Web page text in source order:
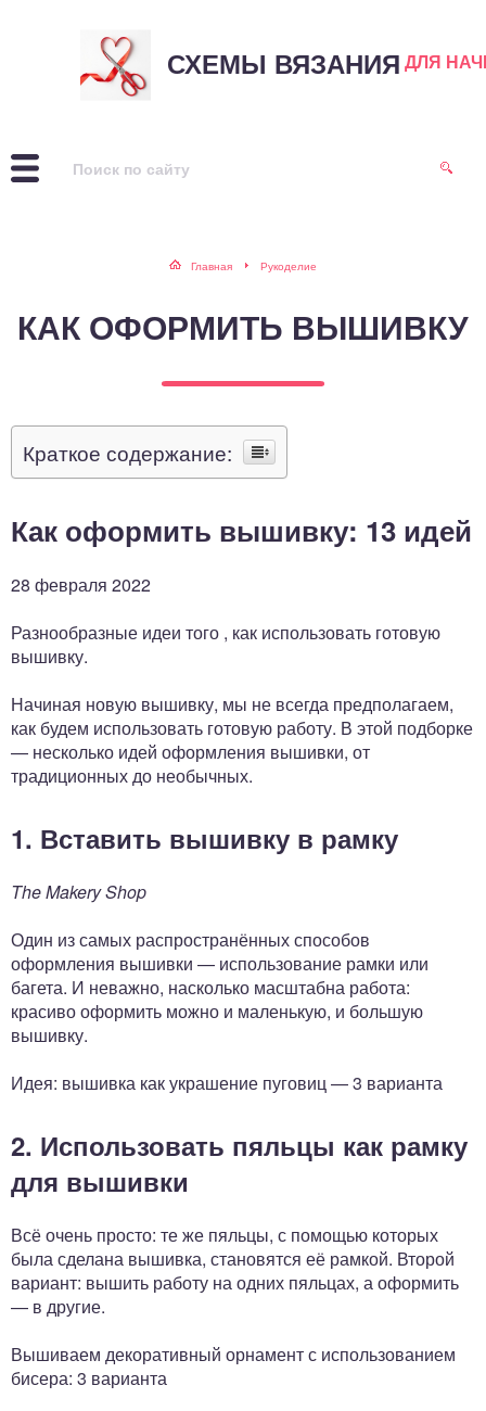
СХЕМЫ ВЯЗАНИЯ ДЛЯ
Главная Рукоделие
КАК ОФОРМИТЬ ВЫШИВКУ
Краткое содержание:
Как оформить вышивку: 13 идей
28 февраля 2022
Разнообразные идеи того , как использовать готовую
вышивку.
Начиная новую вышивку, мы не всегда предполагаем,
как будем использовать готовую работу. В этой подборке
— несколько идей оформления вышивки, от
традиционных до необычных.
1. Вставить вышивку в рамку
The Makery Shop
Один из самых распространённых способов
оформления вышивки — использование рамки или
багета. И неважно, насколько масштабна работа:
красиво оформить можно и маленькую, и большую
вышивку.
Идея: вышивка как украшение пуговиц — 3 варианта
2. Использовать пяльцы как рамку
для вышивки
Всё очень просто: те же пяльцы, с помощью которых
была сделана вышивка, становятся её рамкой. Второй
вариант: вышить работу на одних пяльцах, а оформить
— в другие.
Вышиваем декоративный орнамент с использованием
бисера: 3 варианта